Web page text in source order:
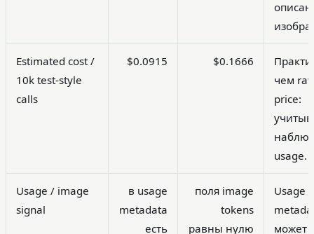
Estimated cost /
10k test-style
calls
$0.0915 $0.1666
чем
price:
usage.
Usage / image
signal
в usage
metadata
есть
поля image
tokens
равны нулю
Usage
может